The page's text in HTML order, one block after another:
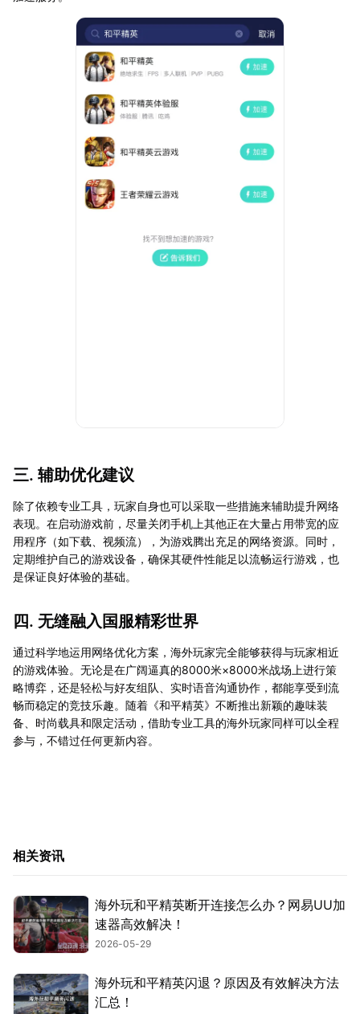
三. 辅助优化建议
除了依赖专业工具，玩家自身也可以采取一些措施来辅助提升网络
表现。在启动游戏前，尽量关闭手机上其他正在大量占用带宽的应
用程序（如下载、视频流），为游戏腾出充足的网络资源。同时，
定期维护自己的游戏设备，确保其硬件性能足以流畅运行游戏，也
是保证良好体验的基础。
四. 无缝融入国服精彩世界
通过科学地运用网络优化方案，海外玩家完全能够获得与玩家相近
的游戏体验。无论是在广阔逼真的8000米×8000米战场上进行策
略博弈，还是轻松与好友组队、实时语音沟通协作，都能享受到流
畅而稳定的竞技乐趣。随着《和平精英》不断推出新颖的趣味装
备、时尚载具和限定活动，借助专业工具的海外玩家同样可以全程
参与，不错过任何更新内容。
相关资讯
海外玩和平精英断开连接怎么办？网易UU加
速器高效解决！
2026-05-29
海外玩和平精英闪退？原因及有效解决方法
汇总！